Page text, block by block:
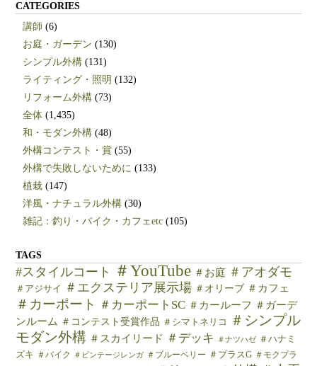
CATEGORIES
講師 (6)
お庭・ガーデン (130)
シンプル外構 (131)
ライティング・照明 (132)
リフォーム外構 (73)
全体 (1,435)
和・モダン外構 (48)
外構コンテスト・賞 (55)
外構で失敗しないために (133)
植栽 (147)
洋風・ナチュラル外構 (30)
雑記：釣り・バイク・カフェetc (105)
TAGS
#スタイルコート ＃YouTube ＃お庭 ＃アオダモ
＃アジサイ ＃エクステリア展示場 ＃オリーブ ＃カフェ
＃カーポート ＃カーポートSC ＃カールーフ ＃ガーデ
ンルーム ＃コンテスト受賞作品 ＃シマトネリコ
＃シンプル
モダン外構 ＃スカイリード ＃デッキ ＃ナツハゼ
＃ハナミ
ズキ ＃バイク ＃ビンテージレンガ ＃ブルーベリー ＃プラスG ＃モクプラ